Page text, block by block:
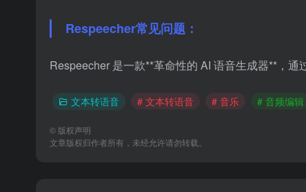
Respeecher常见问题：
Respeecher 是一款**革命性的 AI 语音生成器**，
文本转语音 # 文本转语音 # 音乐 # 音频编辑
© 版权声明
文章版权归作者所有，未经允许请勿转载。